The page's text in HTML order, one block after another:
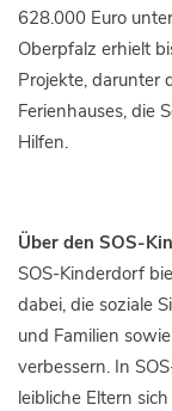
628.000 Euro
Oberpfalz erhielt
Projekte, darunter
Ferienhauses, die
Hilfen.
Über den SOS-
SOS-Kinderdorf
dabei, die soziale
und Familien
verbessern. In
leibliche Eltern